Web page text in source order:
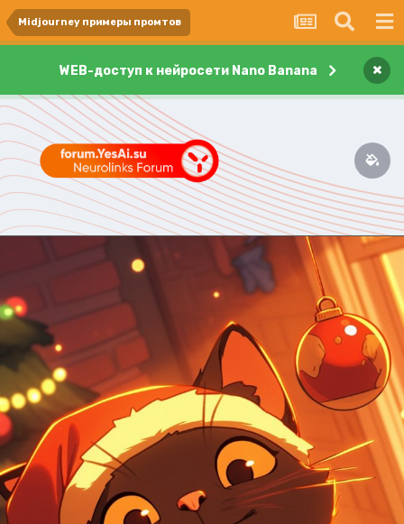
Midjourney примеры промтов
WEB-доступ к нейросети Nano Banana ×